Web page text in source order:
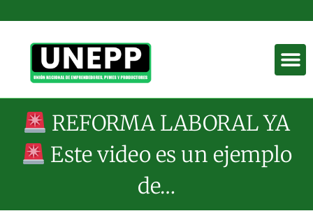
REFORMA LABORAL YA
Este video es un ejemplo
de…